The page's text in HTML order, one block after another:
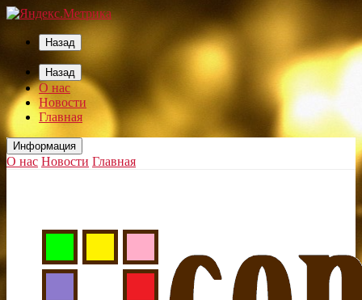
Назад
Назад
О нас
Новости
Главная
Информация
О нас Новости Главная